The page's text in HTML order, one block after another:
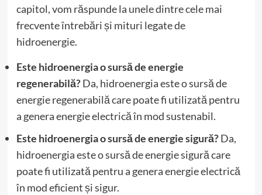
capitol, vom răspunde la unele dintre cele mai
frecvente întrebări și mituri legate de
hidroenergie.
Este hidroenergia o sursă de energie
regenerabilă?Da, hidroenergia este o sursă de
energie regenerabilă care poate fi utilizată pentru
a genera energie electrică în mod sustenabil.
Este hidroenergia o sursă de energie sigură?Da,
hidroenergia este o sursă de energie sigură care
poate fi utilizată pentru a genera energie electrică
în mod eficient și sigur.